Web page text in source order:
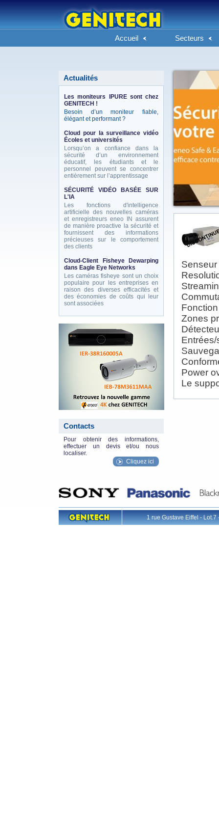
Accueil Secteurs
Actualités
Les moniteurs IPURE sont chez
GENITECH !
Besoin d’un moniteur fiable,
élégant et performant ?
Cloud pour la surveillance vidéo
Écoles et universités
Lorsqu’on a confiance dans la
sécurité d’un environnement
éducatif, les étudiants et le
personnel peuvent se concentrer
entièrement sur l’apprentissage
SÉCURITÉ VIDÉO BASÉE SUR
L'IA
Les fonctions d'intelligence
artificielle des nouvelles caméras
et enregistreurs eneo IN assurent
de manière proactive la sécurité et
fournissent des informations
précieuses sur le comportement
des clients
Cloud-Client Fisheye Dewarping
dans Eagle Eye Networks
Les caméras fisheye sont un choix
populaire pour les entreprises en
raison des diverses efficacités et
des économies de coûts qui leur
sont associées
Contacts
Pour obtenir des informations,
effectuer un devis et/ou nous
localiser.
Cliquez ici
Zones
Power
Le
1 rue Gustave Eiffel -